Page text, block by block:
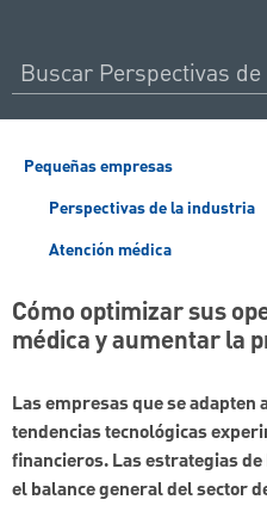
Pequeñas empresas
Perspectivas de la industria
Atención médica
Cómo optimizar sus
médica y aumentar la
Las empresas que se adapten
tendencias tecnológicas
financieros. Las estrategias
el balance general del sector